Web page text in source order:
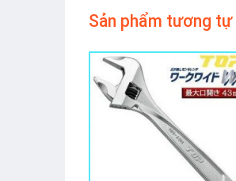
Sản phẩm tương tự